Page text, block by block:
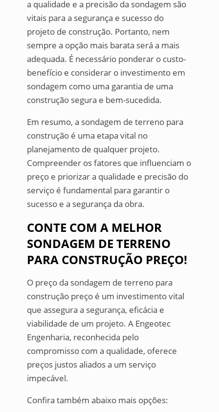
a qualidade e a precisão da sondagem são
vitais para a segurança e sucesso do
projeto de construção. Portanto, nem
sempre a opção mais barata será a mais
adequada. É necessário ponderar o custo-
benefício e considerar o investimento em
sondagem como uma garantia de uma
construção segura e bem-sucedida.
Em resumo, a sondagem de terreno para
construção é uma etapa vital no
planejamento de qualquer projeto.
Compreender os fatores que influenciam o
preço e priorizar a qualidade e precisão do
serviço é fundamental para garantir o
sucesso e a segurança da obra.
CONTE COM A MELHOR
SONDAGEM DE TERRENO
PARA CONSTRUÇÃO PREÇO!
O preço da sondagem de terreno para
construção preço é um investimento vital
que assegura a segurança, eficácia e
viabilidade de um projeto. A Engeotec
Engenharia, reconhecida pelo
compromisso com a qualidade, oferece
preços justos aliados a um serviço
impecável.
Confira também abaixo mais opções: